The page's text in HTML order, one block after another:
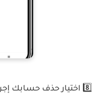
8️⃣ اختيار حذف حسابك إجراء نهائي